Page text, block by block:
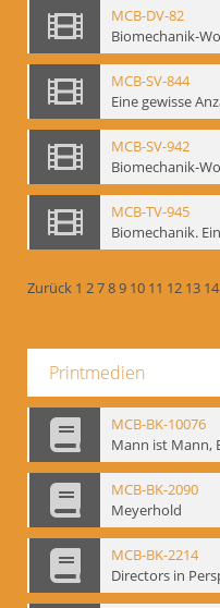
MCB-DV-82
MCB-SV-844
MCB-SV-942
MCB-TV-945
Zurück 1 2789 10 11 12 13 14
Printmedien
MCB-BK-10076
MCB-BK-2090
Meyerhold
MCB-BK-2214